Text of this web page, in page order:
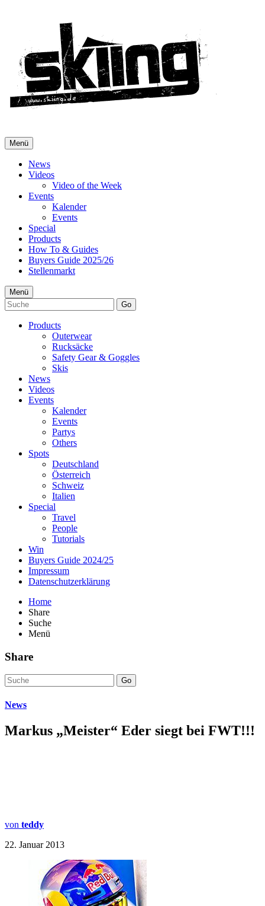
Menü
News
Videos
Video of the Week
Events
Kalender
Events
Special
Products
How To & Guides
Buyers Guide 2025/26
Stellenmarkt
Menü
Go
Products
Outerwear
Rucksäcke
Safety Gear & Goggles
Skis
News
Videos
Events
Kalender
Events
Partys
Others
Spots
Deutschland
Österreich
Schweiz
Italien
Special
Travel
People
Tutorials
Win
Buyers Guide 2024/25
Impressum
Datenschutzerklärung
Home
Share
Suche
Menü
Share
Go
News
Markus „Meister“ Eder siegt bei FWT!!!
von teddy
22. Januar 2013